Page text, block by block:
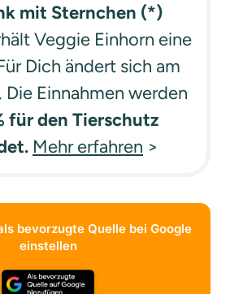
mit Sternchen (*)
Veggie Einhorn eine
Dich ändert sich am
Die Einnahmen werden
für den Tierschutz
Mehr erfahren >
bevorzugte Quelle bei Google
einstellen